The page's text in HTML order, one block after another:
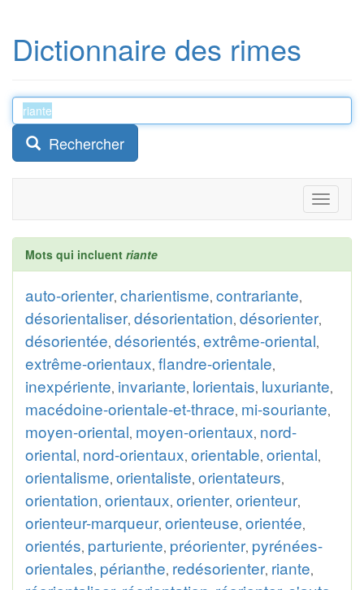
Dictionnaire des rimes
Rechercher
Toggle
Mots qui incluent riante
auto-orienter, charientisme, contrariante,
désorientaliser, désorientation, désorienter,
désorientée, désorientés, extrême-oriental,
extrême-orientaux, flandre-orientale,
inexpériente, invariante, lorientais, luxuriante,
macédoine-orientale-et-thrace, mi-souriante,
moyen-oriental, moyen-orientaux, nord-
oriental, nord-orientaux, orientable, oriental,
orientalisme, orientaliste, orientateurs,
orientation, orientaux, orienter, orienteur,
orienteur-marqueur, orienteuse, orientée,
orientés, parturiente, préorienter, pyrénées-
orientales, périanthe, redésorienter, riante,